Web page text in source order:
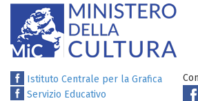
Istituto Centrale per la Grafica
Servizio Educativo